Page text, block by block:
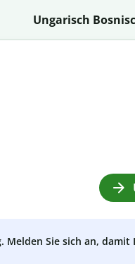
Ungarisch
Melden Sie sich an,